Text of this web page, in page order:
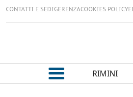
CONTATTI E SEDIGERENZACOOKIES POLICY
RIMINI